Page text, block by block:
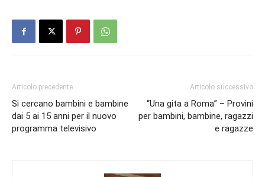
Articolo precedente
Si cercano bambini e bambine
dai 5 ai 15 anni per il nuovo
programma televisivo
Articolo successivo
“Una gita a Roma” – Provini
per bambini, bambine, ragazzi
e ragazze